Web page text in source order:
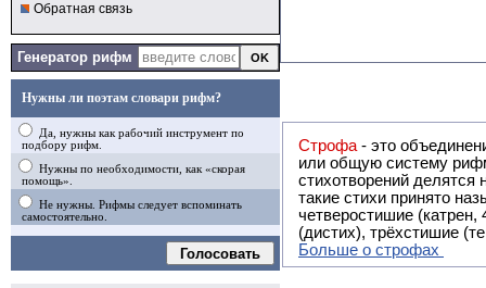
Обратная связь
Генератор рифм
Нужны ли поэтам словари рифм?
Да, нужны как рабочий инструмент по
подбору рифм.
Нужны по необходимости, как «скорая
помощь».
Не нужны. Рифмы следует вспоминать
самостоятельно.
Голосовать
Строфа - это объединение двух
или общую систему рифм, и регулярно или периодически
стихотворений делятся на строфы и т.о. являются строфическими.
такие стихи принято называть астрофическими. Самая популярная строфа в русской поэзии -
четверостишие
(дистих), трёхстишие
Больше о строфах